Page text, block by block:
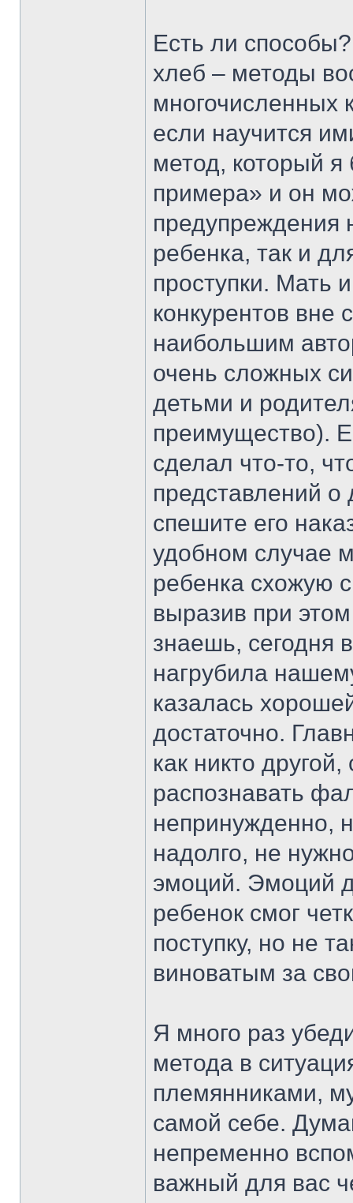
Есть ли
хлеб – методы
многочисленных
если научится
метод, который
примера» и он
предупреждения
ребенка, так и
проступки. Мать
конкурентов вне
наибольшим
очень сложных
детьми и
преимущество).
сделал что-то,
представлений
спешите его
удобном случае
ребенка схожую
выразив при
знаешь, сегодня
нагрубила
казалась
достаточно.
как никто
распознавать
непринужденно,
надолго, не
эмоций. Эмоций
ребенок смог
поступку, но не
виноватым за
Я много раз
метода в
племянниками,
самой себе.
непременно
важный для вас